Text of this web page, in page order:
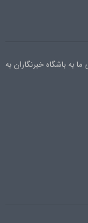
به باشگاه خبرنگاران به